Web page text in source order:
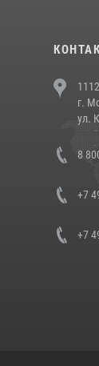
г.
ул.
8
+7
+7